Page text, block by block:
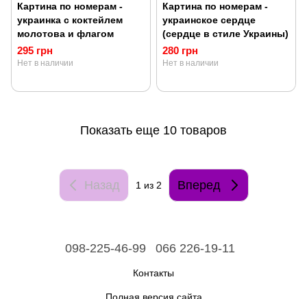
Картина по номерам -
украинка с коктейлем
молотова и флагом
295 грн
Нет в наличии
Картина по номерам -
украинское сердце
(сердце в стиле Украины)
280 грн
Нет в наличии
Показать еще 10 товаров
Назад 1 из 2 Вперед
098-225-46-99 066 226-19-11
Контакты